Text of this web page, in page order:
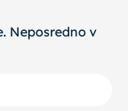
Neposredno v